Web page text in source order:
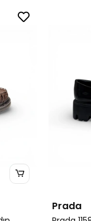
Prada